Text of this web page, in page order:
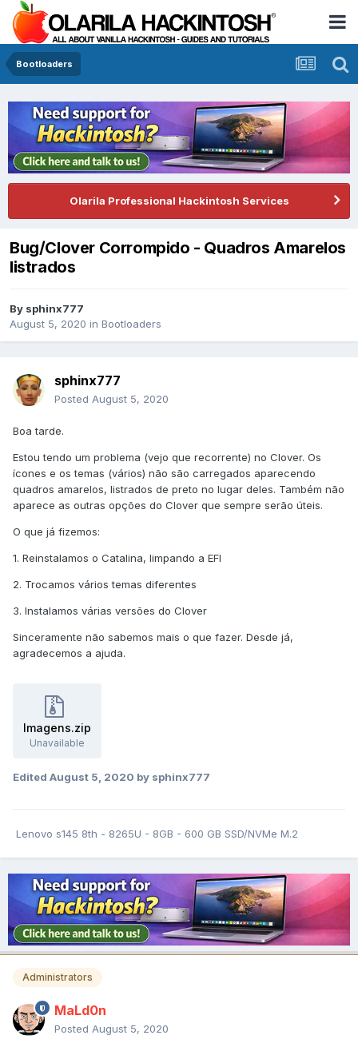
Bootloaders
Olarila Professional Hackintosh Services
Bug/Clover Corrompido - Quadros Amarelos
listrados
By sphinx777
August 5, 2020 in Bootloaders
sphinx777
Posted August 5, 2020
Boa tarde.
Estou tendo um problema (vejo que recorrente) no Clover. Os
ícones e os temas (vários) não são carregados aparecendo
quadros amarelos, listrados de preto no lugar deles. Também não
aparece as outras opções do Clover que sempre serão úteis.
O que já fizemos:
1. Reinstalamos o Catalina, limpando a EFI
2. Trocamos vários temas diferentes
3. Instalamos várias versões do Clover
Sinceramente não sabemos mais o que fazer. Desde já,
agradecemos a ajuda.
Imagens.zip
Unavailable
Edited August 5, 2020 by sphinx777
Lenovo s145 8th - 8265U - 8GB - 600 GB SSD/NVMe M.2
Administrators
MaLd0n
Posted August 5, 2020